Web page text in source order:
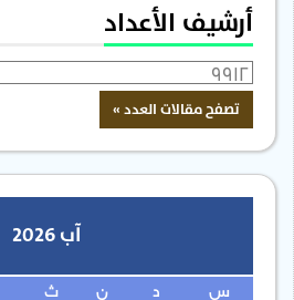
أرشيف الأعداد
آب 2026
س ن ث